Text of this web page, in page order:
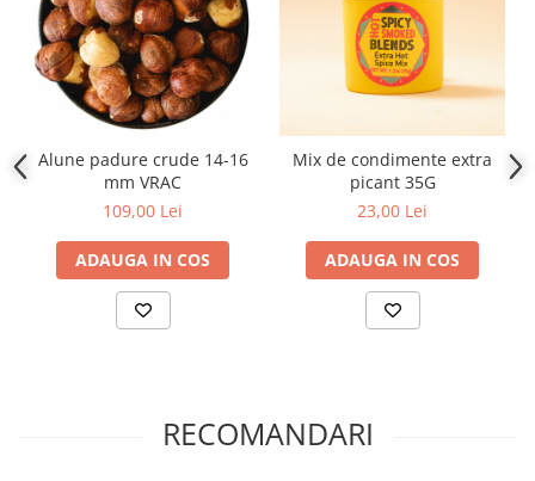
Alune padure crude 14-16
mm VRAC
109,00 Lei
ADAUGA IN COS
Mix de condimente extra
picant 35G
23,00 Lei
ADAUGA IN COS
RECOMANDARI